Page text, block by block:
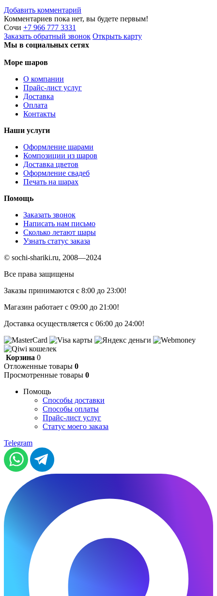
Добавить комментарий
Комментариев пока нет, вы будете первым!
Сочи +7 966 777 3331
Заказать обратный звонок Открыть карту
Мы в социальных сетях
Море шаров
О компании
Прайс-лист услуг
Доставка
Оплата
Контакты
Наши услуги
Оформление шарами
Композиции из шаров
Доставка цветов
Оформление свадеб
Печать на шарах
Помощь
Заказать звонок
Написать нам письмо
Сколько летают шары
Узнать статус заказа
© sochi-shariki.ru, 2008—2024
Все права защищены
Заказы принимаются с 8:00 до 23:00!
Магазин работает с 09:00 до 21:00!
Доставка осуществляется с 06:00 до 24:00!
Корзина 0
Отложенные товары 0
Просмотренные товары 0
Помощь
Способы доставки
Способы оплаты
Прайс-лист услуг
Статус моего заказа
Telegram